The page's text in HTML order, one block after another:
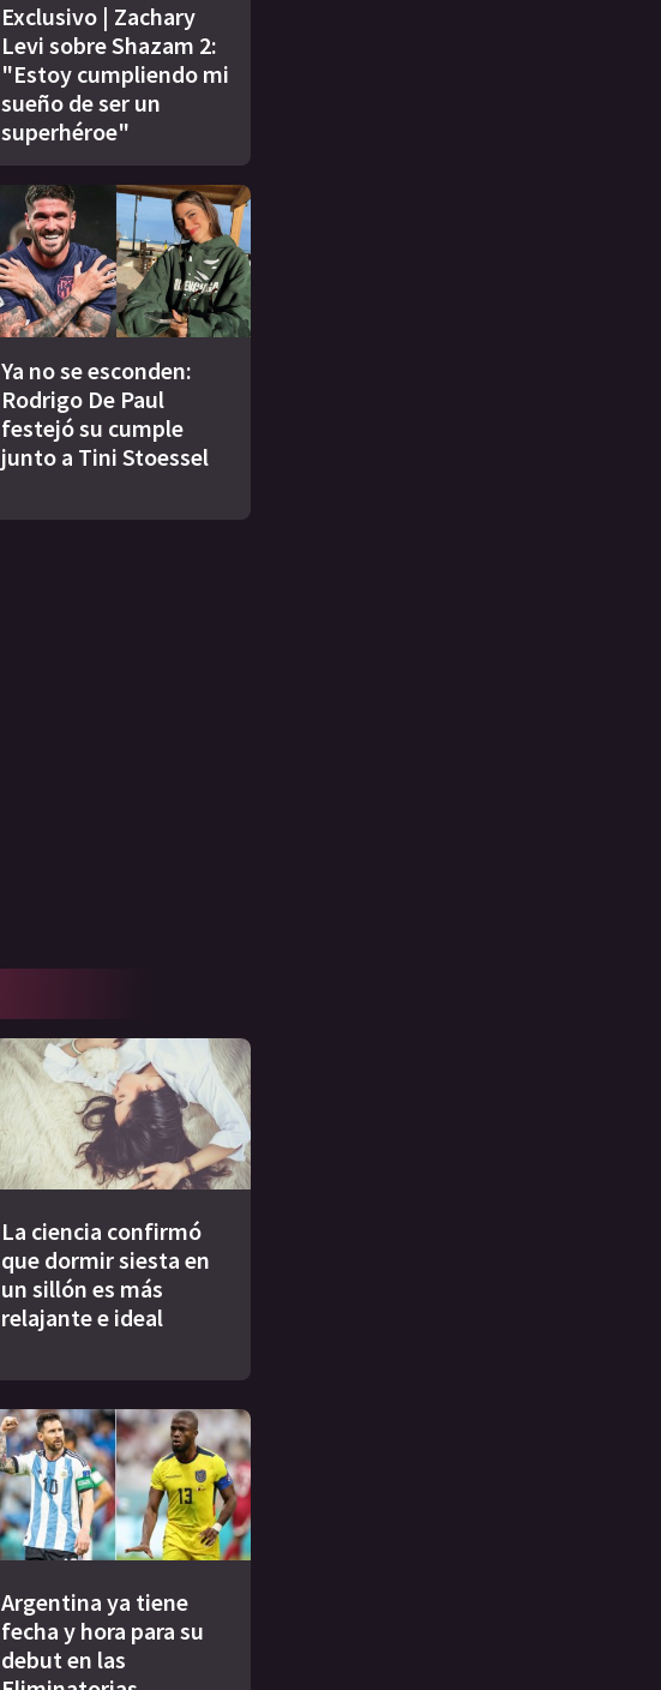
Exclusivo | Zachary
Levi sobre Shazam 2:
"Estoy cumpliendo mi
sueño de ser un
superhéroe"
Ya no se esconden:
Rodrigo De Paul
festejó su cumple
junto a Tini Stoessel
La ciencia confirmó
que dormir siesta en
un sillón es más
relajante e ideal
Argentina ya tiene
fecha y hora para su
debut en las